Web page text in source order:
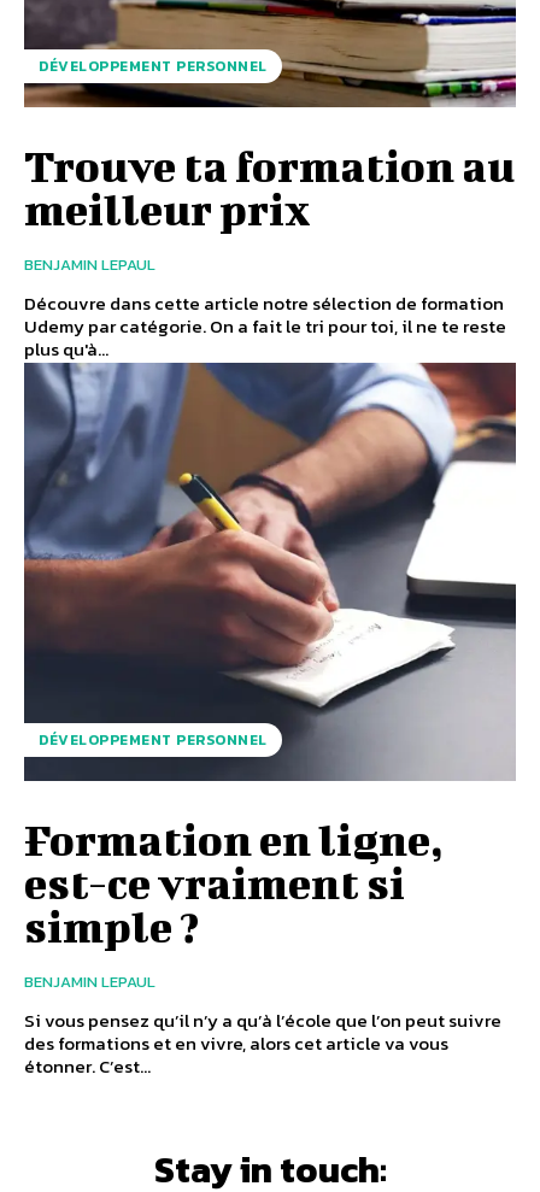
DÉVELOPPEMENT PERSONNEL
Trouve ta formation au
meilleur prix
BENJAMIN LEPAUL
Découvre dans cette article notre sélection de formation
Udemy par catégorie. On a fait le tri pour toi, il ne te reste
plus qu'à...
DÉVELOPPEMENT PERSONNEL
Formation en ligne,
est-ce vraiment si
simple ?
BENJAMIN LEPAUL
Si vous pensez qu’il n’y a qu’à l’école que l’on peut suivre
des formations et en vivre, alors cet article va vous
étonner. C’est...
Stay in touch: